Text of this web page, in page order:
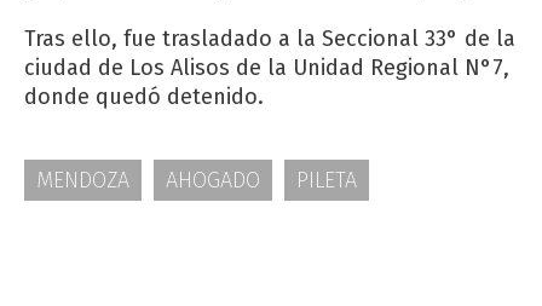
Tras ello, fue trasladado a la Seccional 33° de la
ciudad de Los Alisos de la Unidad Regional N°7,
donde quedó detenido.
MENDOZA AHOGADO PILETA